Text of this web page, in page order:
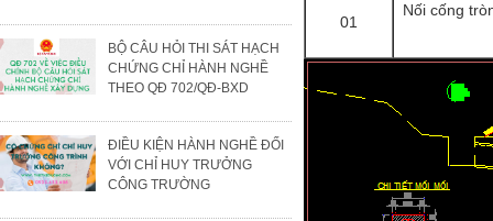
BỘ CÂU HỎI THI SÁT HẠCH
CHỨNG CHỈ HÀNH NGHỀ
THEO QĐ 702/QĐ-BXD
ĐIỀU KIỆN HÀNH NGHỀ ĐỐI
VỚI CHỈ HUY TRƯỞNG
CÔNG TRƯỜNG
01
Nối cống